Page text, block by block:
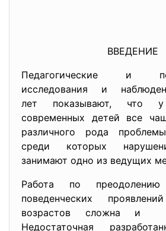
ВВЕДЕНИЕ
Педагогические и
исследования и
лет показывают, что у
современных детей все
различного рода
среди которых
занимают одно из ведущих
Работа по
поведенческих
возрастов сложна и
Недостаточная